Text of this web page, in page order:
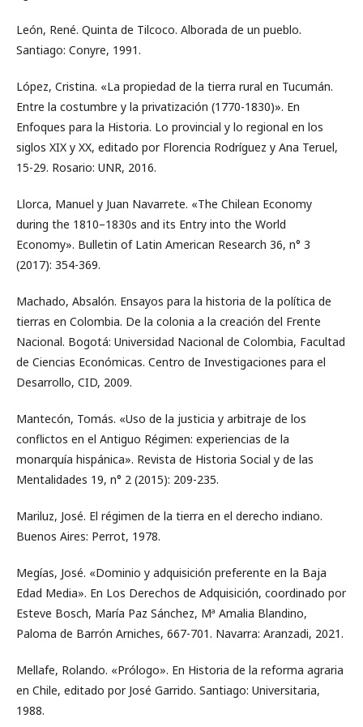
León, René. Quinta de Tilcoco. Alborada de un pueblo.
Santiago: Conyre, 1991.
López, Cristina. «La propiedad de la tierra rural en Tucumán.
Entre la costumbre y la privatización (1770-1830)». En
Enfoques para la Historia. Lo provincial y lo regional en los
siglos XIX y XX, editado por Florencia Rodríguez y Ana Teruel,
15-29. Rosario: UNR, 2016.
Llorca, Manuel y Juan Navarrete. «The Chilean Economy
during the 1810–1830s and its Entry into the World
Economy». Bulletin of Latin American Research 36, n° 3
(2017): 354-369.
Machado, Absalón. Ensayos para la historia de la política de
tierras en Colombia. De la colonia a la creación del Frente
Nacional. Bogotá: Universidad Nacional de Colombia, Facultad
de Ciencias Económicas. Centro de Investigaciones para el
Desarrollo, CID, 2009.
Mantecón, Tomás. «Uso de la justicia y arbitraje de los
conflictos en el Antiguo Régimen: experiencias de la
monarquía hispánica». Revista de Historia Social y de las
Mentalidades 19, n° 2 (2015): 209-235.
Mariluz, José. El régimen de la tierra en el derecho indiano.
Buenos Aires: Perrot, 1978.
Megías, José. «Dominio y adquisición preferente en la Baja
Edad Media». En Los Derechos de Adquisición, coordinado por
Esteve Bosch, María Paz Sánchez, Mª Amalia Blandino,
Paloma de Barrón Arniches, 667-701. Navarra: Aranzadi, 2021.
Mellafe, Rolando. «Prólogo». En Historia de la reforma agraria
en Chile, editado por José Garrido. Santiago: Universitaria,
1988.